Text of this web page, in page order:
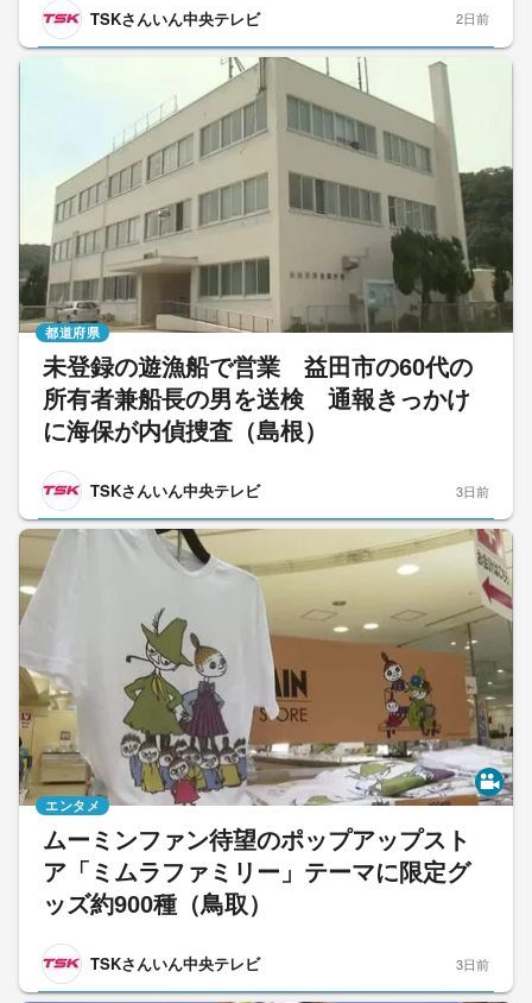
TSKさんいん中央テレビ 2日前
未登録の遊漁船で営業 益田市の60代の
所有者兼船長の男を送検 通報きっかけ
に海保が内偵捜査（島根）
TSKさんいん中央テレビ
都道府県
3日前
ムーミンファン待望のポップアップスト
ア「ミムラファミリー」テーマに限定グ
ッズ約900種（鳥取）
TSKさんいん中央テレビ
エンタメ
3日前